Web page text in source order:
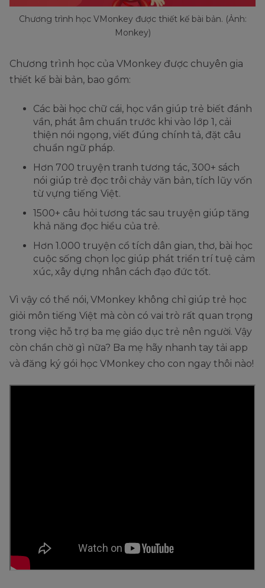
Chương trình học VMonkey được thiết kế bài bản. (Ảnh:
Monkey)
Chương trình học của VMonkey được chuyên gia
thiết kế bài bản, bao gồm:
Các bài học chữ cái, học vần giúp trẻ biết đánh
vần, phát âm chuẩn trước khi vào lớp 1, cải
thiện nói ngọng, viết đúng chính tả, đặt câu
chuẩn ngữ pháp.
Hơn 700 truyện tranh tương tác, 300+ sách
nói giúp trẻ đọc trôi chảy văn bản, tích lũy vốn
từ vựng tiếng Việt.
1500+ câu hỏi tương tác sau truyện giúp tăng
khả năng đọc hiểu của trẻ.
Hơn 1.000 truyện cổ tích dân gian, thơ, bài học
cuộc sống chọn lọc giúp phát triển trí tuệ cảm
xúc, xây dựng nhân cách đạo đức tốt.
Vì vậy có thể nói, VMonkey không chỉ giúp trẻ học
giỏi môn tiếng Việt mà còn có vai trò rất quan trọng
trong việc hỗ trợ ba mẹ giáo dục trẻ nên người. Vậy
còn chần chờ gì nữa? Ba mẹ hãy nhanh tay tải app
và đăng ký gói học VMonkey cho con ngay thôi nào!